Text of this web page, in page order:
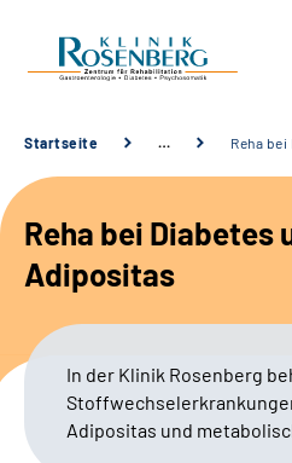
Unsere Klinik
Unsere Angebote
Karriere
Sozialdienste & Zuweisende
Startseite … Reha
Reha bei Diabetes
Adipositas
In der Klinik Rosenberg
Adipositas und